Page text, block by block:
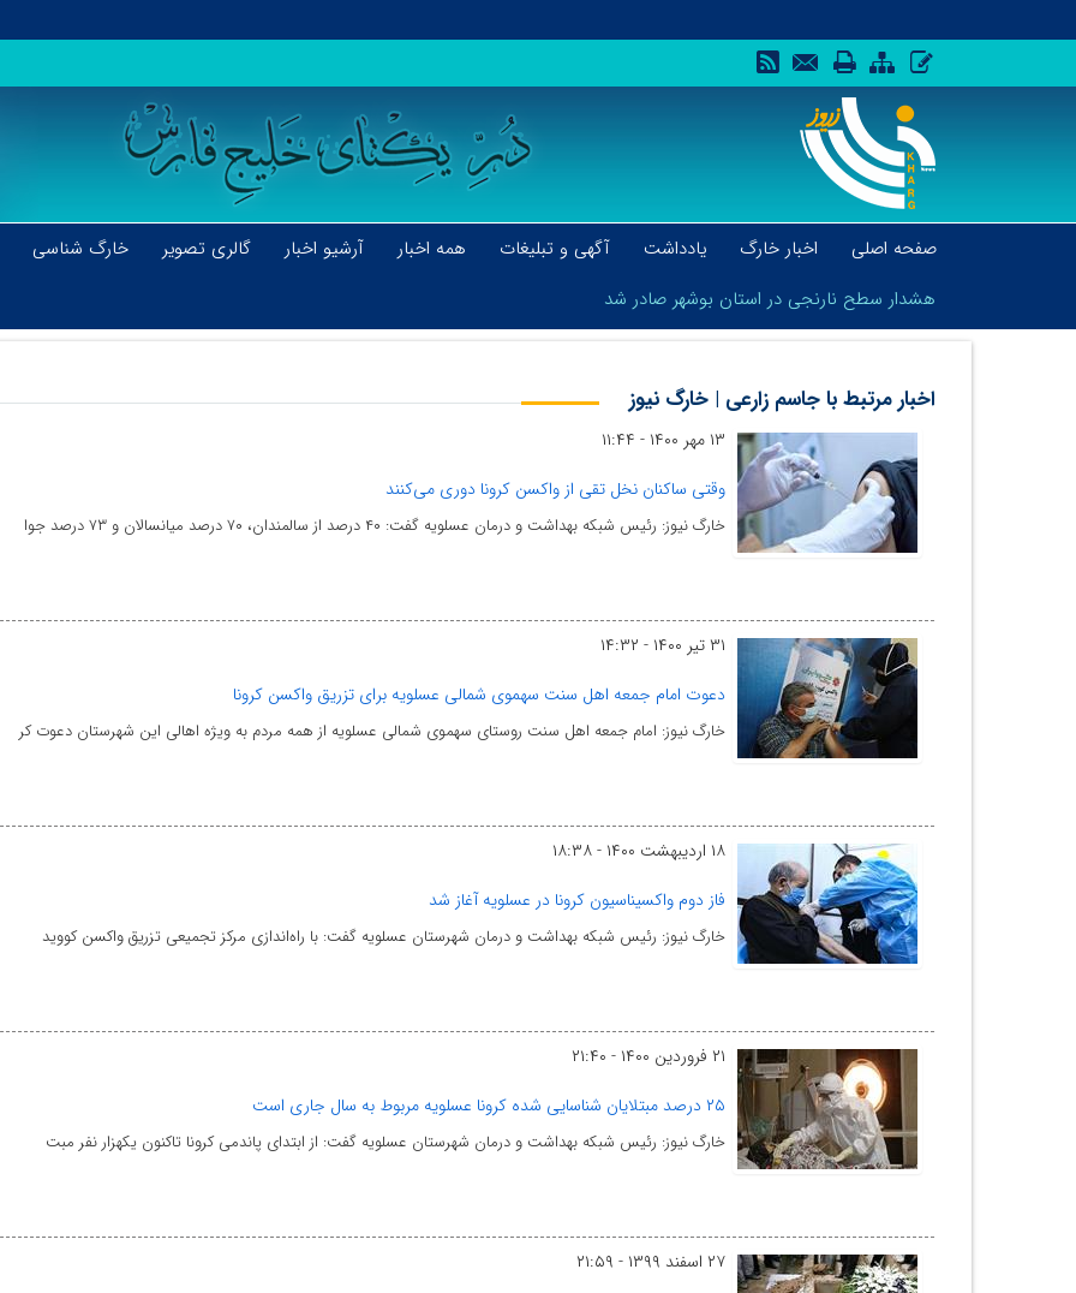
صفحه اصلی اخبار خارگ یادداشت آگهی و تبلیغات همه اخبار آرشیو اخبار گالری تصویر خارگ شناسی
هشدار سطح نارنجی در استان بوشهر صادر شد
هشدار سطح نارنجی در استان بوشهر صادر شد
اخبار مرتبط با جاسم زارعی | خارگ نیوز
۱۳ مهر ۱۴۰۰ - ۱۱:۴۴
وقتی ساکنان نخل تقی از واکسن کرونا دوری می‌کنند
خارگ نیوز: رئیس شبکه بهداشت و درمان عسلویه گفت: ۴۰ درصد از سالمندان، ۷۰ درصد میانسالان و ۷۳ درصد جوا
۳۱ تیر ۱۴۰۰ - ۱۴:۳۲
دعوت امام جمعه اهل سنت سهموی شمالی عسلویه برای تزریق واکسن کرونا
خارگ نیوز: امام جمعه اهل سنت روستای سهموی شمالی عسلویه از همه مردم به ویژه اهالی این شهرستان دعوت کر
۱۸ اردیبهشت ۱۴۰۰ - ۱۸:۳۸
فاز دوم واکسیناسیون کرونا در عسلویه آغاز شد
خارگ نیوز: رئیس شبکه بهداشت و درمان شهرستان عسلویه گفت: با راه‌اندازی مرکز تجمیعی تزریق واکسن کووید
۲۱ فروردین ۱۴۰۰ - ۲۱:۴۰
۲۵ درصد مبتلایان شناسایی شده کرونا عسلویه مربوط به سال جاری است
خارگ نیوز: رئیس شبکه بهداشت و درمان شهرستان عسلویه گفت: از ابتدای پاندمی کرونا تاکنون یکهزار نفر مبت
۲۷ اسفند ۱۳۹۹ - ۲۱:۵۹